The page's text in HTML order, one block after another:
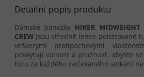
Detailní popis produktu
Dámské ponožky HIKER MIDWEIGHT
CREW jsou středně lehce polstrované
veškerými protipachovými
poskytují volnost a pružnost, abyste
túru za každého nečekaného setkání